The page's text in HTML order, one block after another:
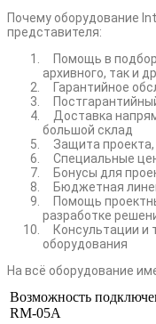
Почему оборудование
представителя:
Помощь в
архивного, так и
Гарантийное
Доставка
большой склад
Защита проекта,
Специальные
Бонусы для
Бюджетная
Помощь
разработке
Консультации и
оборудования
На всё оборудование
Возможность
RM-05A